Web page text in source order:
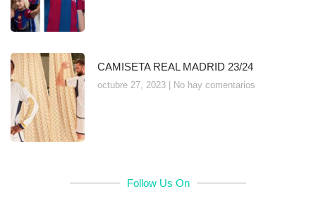
CAMISETA REAL MADRID 23/24
octubre 27, 2023 No hay comentarios
Follow Us On